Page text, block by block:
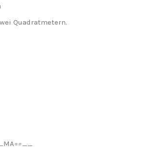
Quadratmetern.